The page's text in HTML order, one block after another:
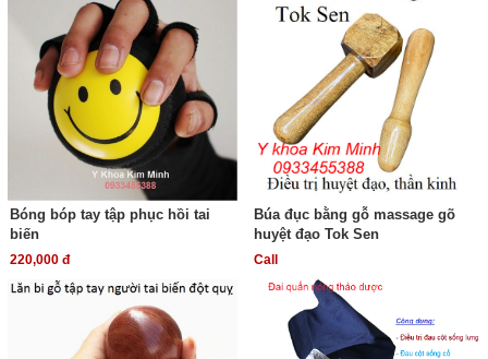
Bóng bóp tay tập phục hồi tai
biến
220,000 đ
Búa đục bằng gỗ massage gõ
huyệt đạo Tok Sen
Call